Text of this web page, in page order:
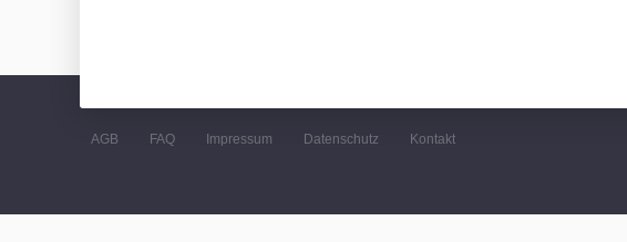
AGB FAQ Impressum Datenschutz Kontakt